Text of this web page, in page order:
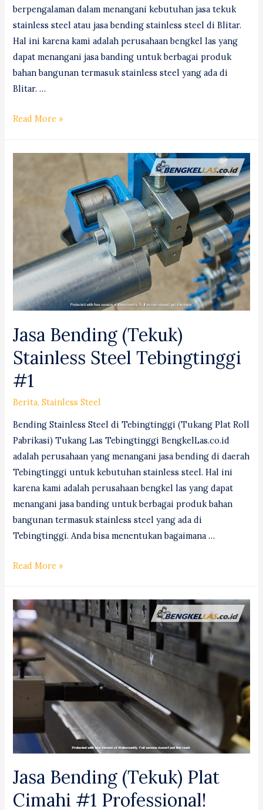
berpengalaman dalam menangani kebutuhan jasa tekuk
stainless steel atau jasa bending stainless steel di Blitar.
Hal ini karena kami adalah perusahaan bengkel las yang
dapat menangani jasa banding untuk berbagai produk
bahan bangunan termasuk stainless steel yang ada di
Blitar. …
Jasa
Read More »
Jasa Bending (Tekuk)
Stainless Steel Tebingtinggi
#1
Berita,Stainless Steel
Bending Stainless Steel di Tebingtinggi (Tukang Plat Roll
Pabrikasi) Tukang Las Tebingtinggi BengkelLas.co.id
adalah perusahaan yang menangani jasa bending di daerah
Tebingtinggi untuk kebutuhan stainless steel. Hal ini
karena kami adalah perusahaan bengkel las yang dapat
menangani jasa banding untuk berbagai produk bahan
bangunan termasuk stainless steel yang ada di
Tebingtinggi. Anda bisa menentukan bagaimana …
Jasa
Stainless
Steel
Tebingtinggi
#1
Read More »
Jasa Bending (Tekuk) Plat
Cimahi #1 Professional!